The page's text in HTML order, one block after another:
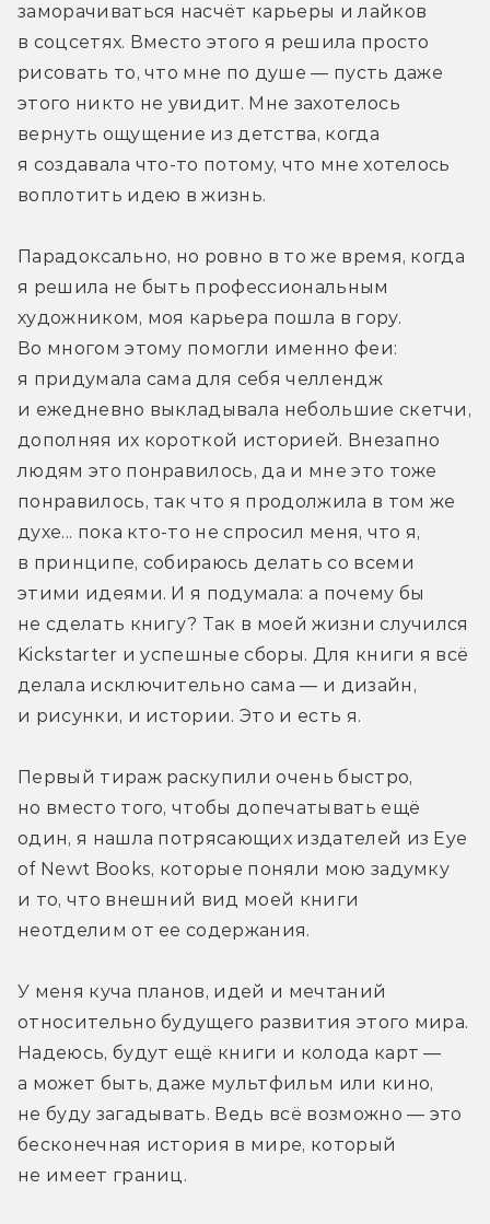
заморачиваться насчёт карьеры и лайков
в соцсетях. Вместо этого я решила просто
рисовать то, что мне по душе — пусть даже
этого никто не увидит. Мне захотелось
вернуть ощущение из детства, когда
я создавала что-то потому, что мне хотелось
воплотить идею в жизнь.
Парадоксально, но ровно в то же время, когда
я решила не быть профессиональным
художником, моя карьера пошла в гору.
Во многом этому помогли именно феи:
я придумала сама для себя челлендж
и ежедневно выкладывала небольшие скетчи,
дополняя их короткой историей. Внезапно
людям это понравилось, да и мне это тоже
понравилось, так что я продолжила в том же
духе... пока кто-то не спросил меня, что я,
в принципе, собираюсь делать со всеми
этими идеями. И я подумала: а почему бы
не сделать книгу? Так в моей жизни случился
Kickstarter и успешные сборы. Для книги я всё
делала исключительно сама — и дизайн,
и рисунки, и истории. Это и есть я.
Первый тираж раскупили очень быстро,
но вместо того, чтобы допечатывать ещё
один, я нашла потрясающих издателей из Eye
of Newt Books, которые поняли мою задумку
и то, что внешний вид моей книги
неотделим от ее содержания.
У меня куча планов, идей и мечтаний
относительно будущего развития этого мира.
Надеюсь, будут ещё книги и колода карт —
а может быть, даже мультфильм или кино,
не буду загадывать. Ведь всё возможно — это
бесконечная история в мире, который
не имеет границ.